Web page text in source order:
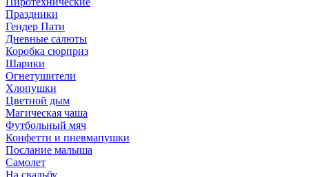
Праздники
Гендер Пати
Дневные салюты
Коробка сюрприз
Шарики
Огнетушители
Хлопушки
Цветной дым
Магическая чаша
Футбольный мяч
Конфетти и пневмапушки
Послание малыша
Самолет
На свадьбу